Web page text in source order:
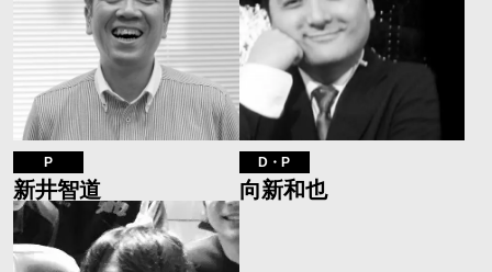
P
新井智道
D・P
向新和也